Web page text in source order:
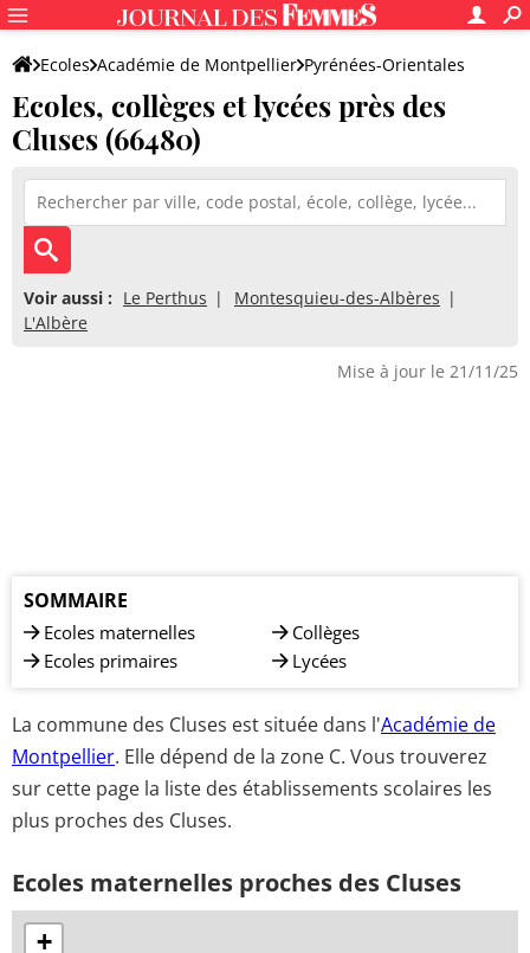
Ecoles Académie de Montpellier Pyrénées-Orientales
Ecoles, collèges et lycées près des
Cluses (66480)
Voir aussi : Le Perthus
Montesquieu-des-Albères
L'Albère
Mise à jour le 21/11/25
SOMMAIRE
Ecoles maternelles
Ecoles primaires
Collèges
Lycées
La commune des Cluses est située dans l'Académie de
Montpellier. Elle dépend de la zone C. Vous trouverez
sur cette page la liste des établissements scolaires les
plus proches des Cluses.
Ecoles maternelles proches des Cluses
+